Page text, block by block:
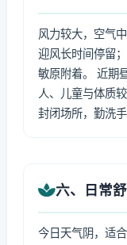
风力较大，空气
迎风长时间停留
敏原附着。 近期
人、儿童与体质
封闭场所，勤洗
六、日常
今日天气阴，适